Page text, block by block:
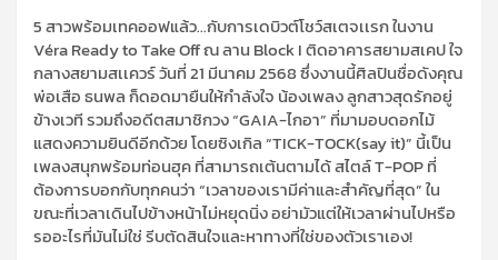
5 สาวพร้อมเทคออฟแล้ว…กับการเดบิวต์โชว์สเตจเเรก ในงาน
Véra Ready to Take Off ณ ลาน Block I ติดอาคารสยามสเคป ใจ
กลางสยามสเเควร์ วันที่ 21 มีนาคม 2568 ซึ่งงานนี้ศิลปินชื่อดังคุณ
พ่อเสือ ธนพล ก็ดอดมายืนให้กำลังใจ น้องเพลง ลูกสาวสุดรักอยู่
ข้างเวที รวมถึงอดีตสมาชิกวง “GAIA-ไกอา” ที่มามอบดอกไม้
แสดงความยินดีอีกด้วย โดยซิงเกิล “TICK-TOCK(say it)” นี้เป็น
เพลงสนุกพร้อมท่อนฮุค ที่สามารถเต้นตามได้ สไตล์ T-POP ที่
ต้องการบอกกับทุกคนว่า “เวลาของเรามีค่าและสำคัญที่สุด” ใน
ขณะที่เวลาเดินไปข้างหน้าไม่หยุดนิ่ง อย่ามัวแต่ให้เวลาผ่านไปหรือ
รออะไรที่มันไม่ใช่ รีบตัดสินใจและหาทางที่ใช่ของตัวเราเอง!